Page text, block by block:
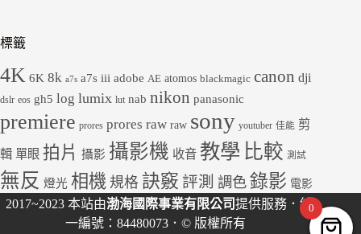
標籤
4K 6K 8k a7s a7s iii adobe AE atomos blackmagic canon dji
dslr eos gh5 log lumix lut nab nikon panasonic
premiere prores prores raw raw sony youtuber 佳能 剪
輯 單眼 拍片 攝影 攝影機 收音 教學 比較 測試
無反 燈光 相機 規格 訣竅 評測 調色 錄影 電影
2017~2023 本站由渤海國際事業有限公司提供服務．統
一編號：84480073．© 版權所有
0